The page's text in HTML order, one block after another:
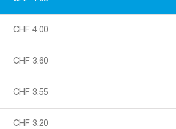
CHF 4.00
CHF 3.60
CHF 3.55
CHF 3.20